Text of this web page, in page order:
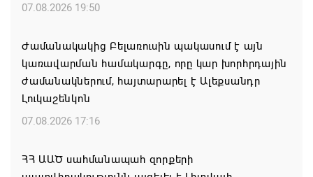
07.08.2026 19:50
Ժամանակակից Բելառուսին պակասում է այն
կառավարման համակարգը, որը կար խորհրդային
ժամանակներում, հայտարարել է Ալեքսանդր
Լուկաշենկոն
07.08.2026 17:16
ՀՀ ԱԱԾ սահմանապահ զորքերի